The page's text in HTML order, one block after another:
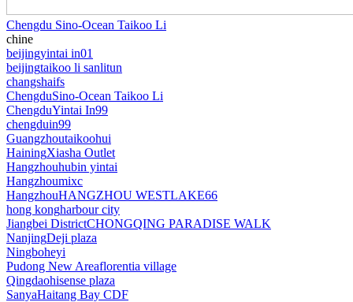
Chengdu Sino-Ocean Taikoo Li
chine
beijingyintai in01
beijingtaikoo li sanlitun
changshaifs
ChengduSino-Ocean Taikoo Li
ChengduYintai In99
chengduin99
Guangzhoutaikoohui
HainingXiasha Outlet
Hangzhouhubin yintai
Hangzhoumixc
HangzhouHANGZHOU WESTLAKE66
hong kongharbour city
Jiangbei DistrictCHONGQING PARADISE WALK
NanjingDeji plaza
Ningboheyi
Pudong New Areaflorentia village
Qingdaohisense plaza
SanyaHaitang Bay CDF